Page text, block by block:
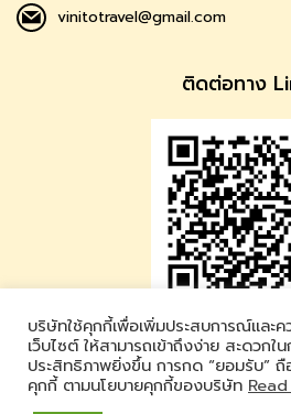
บริษัทใช้คุกกี้เพื่อเพิ่มประสบการณ์และค
เว็บไซต์ ให้สามารถเข้าถึงง่าย สะดวกใ
ประสิทธิภาพยิ่งขึ้น การกด “ยอมรับ” ถื
คุกกี้ ตามนโยบายคุกกี้ของบริษัท
vinitotravel@gmail.com
ติดต่อทาง
Vinito Travel
LINE ID :